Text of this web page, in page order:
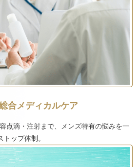
合メディカルケア
点滴・注射まで、メンズ特有の悩みを一
ップ体制。